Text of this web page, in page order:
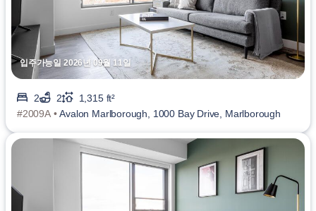
입주가능일 2026년 09월 11일
2 2
1,315 ft²
#2009A •Avalon Marlborough, 1000 Bay Drive, Marlborough